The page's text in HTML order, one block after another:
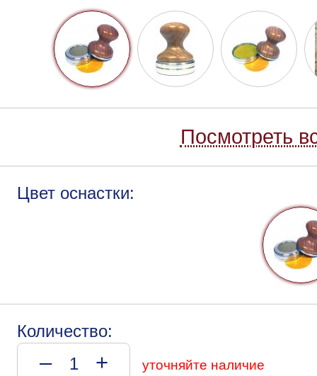
Посмотреть
Цвет оснастки:
Количество:
– + уточняйте наличие